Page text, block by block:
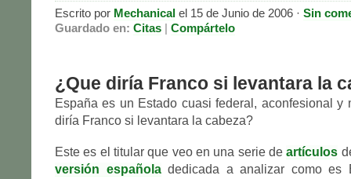
Escrito por Mechanical el 15 de Junio de 2006 · Sin
Guardado en: Citas | Compártelo
¿Que diría Franco si levantara la
España es un Estado cuasi federal, aconfesional y
diría Franco si levantara la cabeza?
Este es el titular que veo en una serie deartículos
versión españoladedicada a analizar como es